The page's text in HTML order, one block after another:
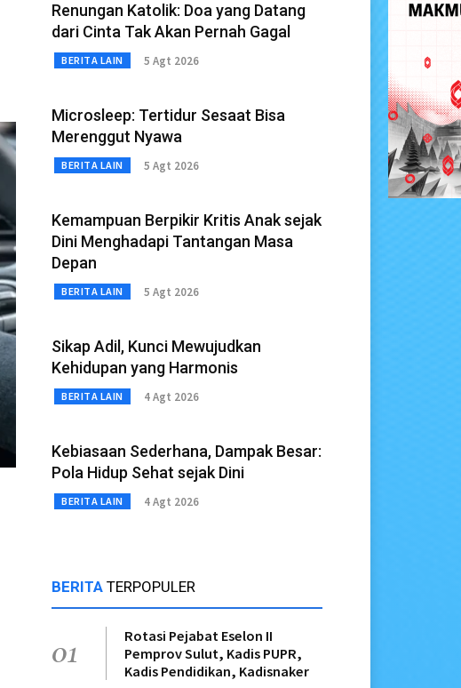
Renungan Katolik: Doa yang Datang
dari Cinta Tak Akan Pernah Gagal
BERITA LAIN 5 Agt 2026
Microsleep: Tertidur Sesaat Bisa
Merenggut Nyawa
BERITA LAIN 5 Agt 2026
Kemampuan Berpikir Kritis Anak sejak
Dini Menghadapi Tantangan Masa
Depan
BERITA LAIN 5 Agt 2026
Sikap Adil, Kunci Mewujudkan
Kehidupan yang Harmonis
BERITA LAIN 4 Agt 2026
Kebiasaan Sederhana, Dampak Besar:
Pola Hidup Sehat sejak Dini
BERITA LAIN 4 Agt 2026
BERITA TERPOPULER
01
Rotasi Pejabat Eselon II
Pemprov Sulut, Kadis PUPR,
Kadis Pendidikan, Kadisnaker